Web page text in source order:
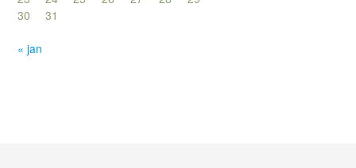
30
31
« jan